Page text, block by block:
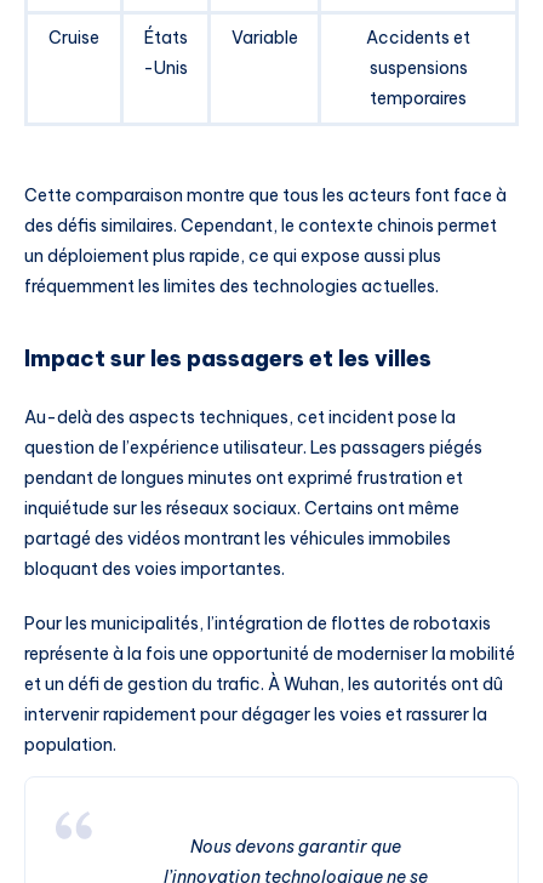
Cruise
États
-Unis
Variable
Accidents et
suspensions
temporaires
Cette comparaison montre que tous les acteurs font face à
des défis similaires. Cependant, le contexte chinois permet
un déploiement plus rapide, ce qui expose aussi plus
fréquemment les limites des technologies actuelles.
Impact sur les passagers et les villes
Au-delà des aspects techniques, cet incident pose la
question de l’expérience utilisateur. Les passagers piégés
pendant de longues minutes ont exprimé frustration et
inquiétude sur les réseaux sociaux. Certains ont même
partagé des vidéos montrant les véhicules immobiles
bloquant des voies importantes.
Pour les municipalités, l’intégration de flottes de robotaxis
représente à la fois une opportunité de moderniser la mobilité
et un défi de gestion du trafic. À Wuhan, les autorités ont dû
intervenir rapidement pour dégager les voies et rassurer la
population.
Nous devons garantir que
l’innovation technologique ne se